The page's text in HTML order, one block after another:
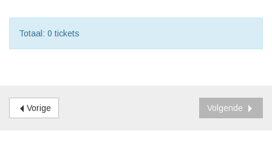
Totaal: 0 tickets
Vorige Volgende